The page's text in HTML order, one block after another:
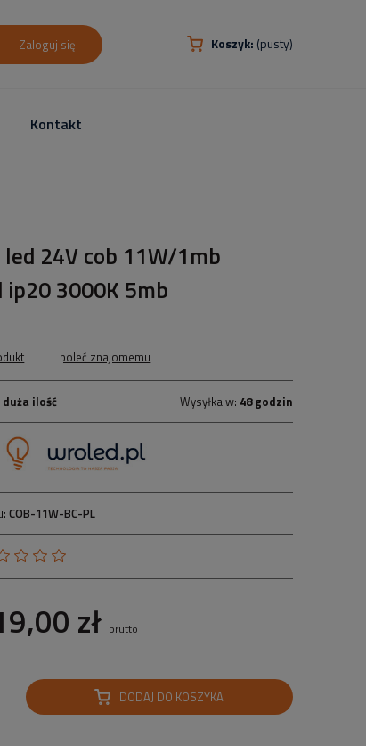
Koszyk: (pusty)
Zaloguj się
Kontakt
led 24V cob 11W/1mb
ip20 3000K 5mb
poleć znajomemu
duża ilość Wysyłka w: 48 godzin
COB-11W-BC-PL
zł brutto
DODAJ DO KOSZYKA